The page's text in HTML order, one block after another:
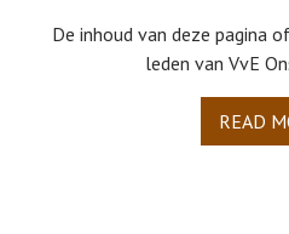
De inhoud van deze pagina
leden van VvE
READ